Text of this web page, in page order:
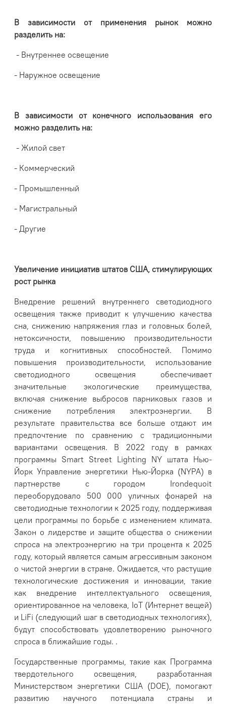
В зависимости от применения рынок можно
разделить на:
- Внутреннее освещение
- Наружное освещение
В зависимости от конечного использования его
можно разделить на:
- Жилой свет
- Коммерческий
- Промышленный
- Магистральный
- Другие
Увеличение инициатив штатов США, стимулирующих
рост рынка
Внедрение решений внутреннего светодиодного
освещения также приводит к улучшению качества
сна, снижению напряжения глаз и головных болей,
нетоксичности, повышению производительности
труда и когнитивных способностей. Помимо
повышения производительности, использование
светодиодного освещения обеспечивает
значительные экологические преимущества,
включая снижение выбросов парниковых газов и
снижение потребления электроэнергии. В
результате правительства все больше отдают им
предпочтение по сравнению с традиционными
вариантами освещения. В 2022 году в рамках
программы Smart Street Lighting NY штата Нью-
Йорк Управление энергетики Нью-Йорка (NYPA) в
партнерстве с городом Irondequoit
переоборудовало 500 000 уличных фонарей на
светодиодные технологии к 2025 году, поддерживая
цели программы по борьбе с изменением климата.
Закон о лидерстве и защите общества о снижении
спроса на электроэнергию на три процента к 2025
году, который является самым агрессивным законом
о чистой энергии в стране. Ожидается, что растущие
технологические достижения и инновации, такие
как внедрение интеллектуального освещения,
ориентированное на человека, IoT (Интернет вещей)
и LiFi (следующий шаг в светодиодных технологиях),
будут способствовать удовлетворению рыночного
спроса в ближайшие годы. .
Государственные программы, такие как Программа
твердотельного освещения, разработанная
Министерством энергетики США (DOE), помогают
развитию научного потенциала страны и